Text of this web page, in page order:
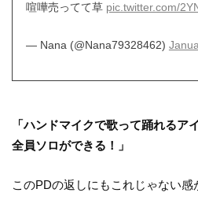
喧嘩売ってて草 pic.twitter.com/
— Nana (@Nana79328462)
「ハンドマイクで歌って踊れるア
全員ソロができる！」
このPDの返しにもこれじゃない感